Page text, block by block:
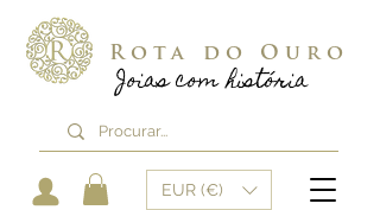
Joias com história
Rota do Ouro
EUR (€)